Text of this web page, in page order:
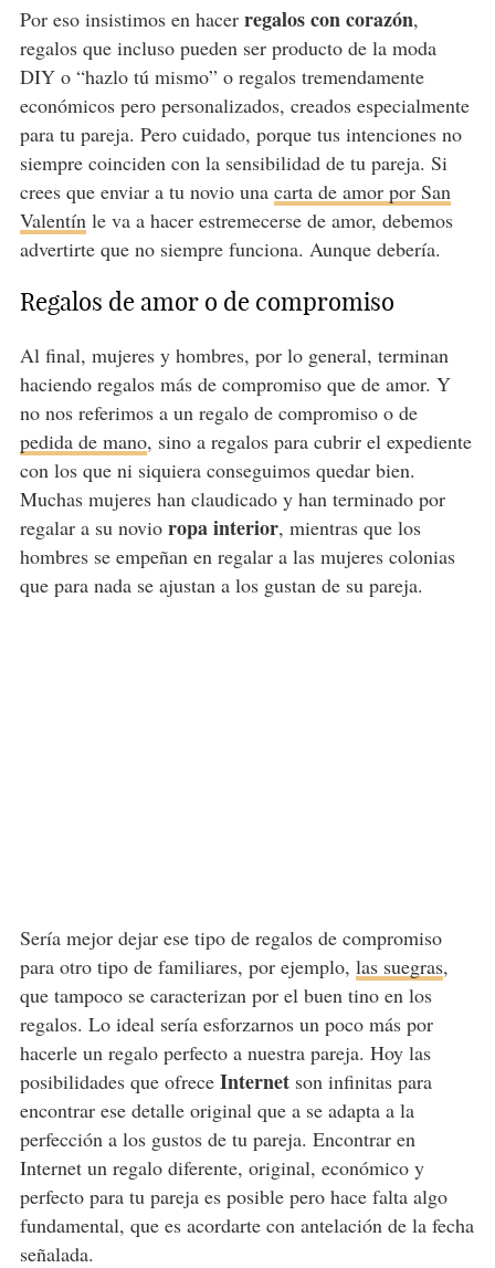
Por eso insistimos en hacer regalos con corazón,
regalos que incluso pueden ser producto de la moda
DIY o “hazlo tú mismo” o regalos tremendamente
económicos pero personalizados, creados especialmente
para tu pareja. Pero cuidado, porque tus intenciones no
siempre coinciden con la sensibilidad de tu pareja. Si
crees que enviar a tu novio una carta de amor por San
Valentín le va a hacer estremecerse de amor, debemos
advertirte que no siempre funciona. Aunque debería.
Regalos de amor o de compromiso
Al final, mujeres y hombres, por lo general, terminan
haciendo regalos más de compromiso que de amor. Y
no nos referimos a un regalo de compromiso o de
pedida de mano, sino a regalos para cubrir el expediente
con los que ni siquiera conseguimos quedar bien.
Muchas mujeres han claudicado y han terminado por
regalar a su novio ropa interior, mientras que los
hombres se empeñan en regalar a las mujeres colonias
que para nada se ajustan a los gustan de su pareja.
Sería mejor dejar ese tipo de regalos de compromiso
para otro tipo de familiares, por ejemplo, las suegras,
que tampoco se caracterizan por el buen tino en los
regalos. Lo ideal sería esforzarnos un poco más por
hacerle un regalo perfecto a nuestra pareja. Hoy las
posibilidades que ofrece Internetson infinitas para
encontrar ese detalle original que a se adapta a la
perfección a los gustos de tu pareja. Encontrar en
Internet un regalo diferente, original, económico y
perfecto para tu pareja es posible pero hace falta algo
fundamental, que es acordarte con antelación de la fecha
señalada.